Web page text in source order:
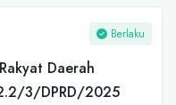
Berlaku
Daerah
3/DPRD/2025